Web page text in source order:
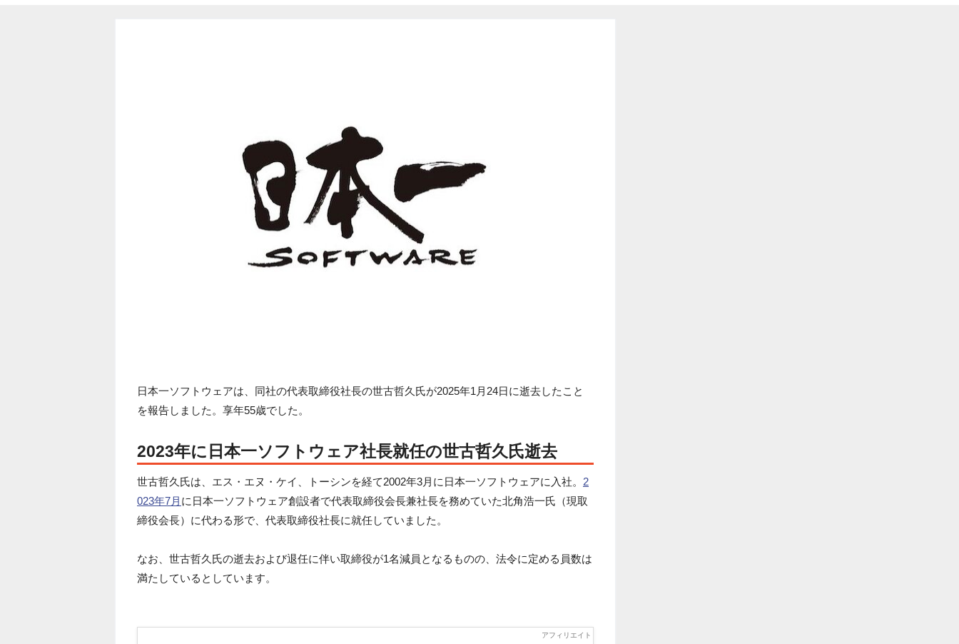
日本一ソフトウェアは、同社の代表取締役社長の世古哲久氏が2025年1月24日に逝去したこと
を報告しました。享年55歳でした。
2023年に日本一ソフトウェア社長就任の世古哲久氏逝去
世古哲久氏は、エス・エヌ・ケイ、トーシンを経て2002年3月に日本一ソフトウェアに入社。 2
023年7月 に日本一ソフトウェア創設者で代表取締役会長兼社長を務めていた北角浩一氏（現取
締役会長）に代わる形で、代表取締役社長に就任していました。
なお、世古哲久氏の逝去および退任に伴い取締役が1名減員となるものの、法令に定める員数は
満たしているとしています。